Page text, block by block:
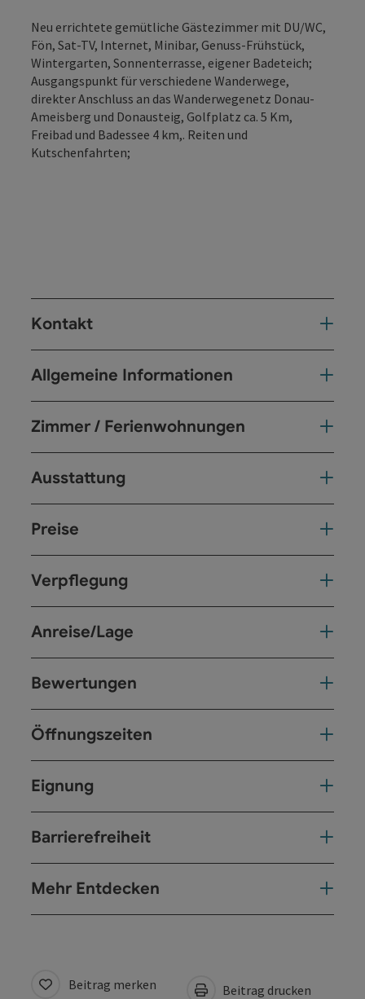
Neu errichtete gemütliche Gästezimmer mit DU/WC,
Fön, Sat-TV, Internet, Minibar, Genuss-Frühstück,
Wintergarten, Sonnenterrasse, eigener Badeteich;
Ausgangspunkt für verschiedene Wanderwege,
direkter Anschluss an das Wanderwegenetz Donau-
Ameisberg und Donausteig, Golfplatz ca. 5 Km,
Freibad und Badessee 4 km,. Reiten und
Kutschenfahrten;
Kontakt
Allgemeine Informationen
Zimmer / Ferienwohnungen
Ausstattung
Preise
Verpflegung
Anreise/Lage
Bewertungen
Öffnungszeiten
Eignung
Barrierefreiheit
Mehr Entdecken
Beitrag merken Beitrag drucken